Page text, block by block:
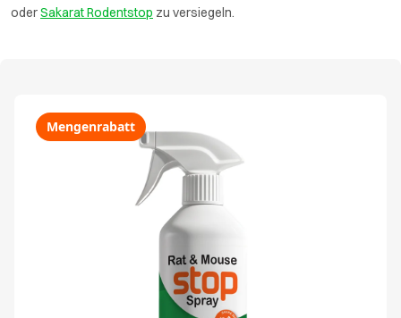
oderSakarat Rodentstop zu versiegeln.
Mengenrabatt